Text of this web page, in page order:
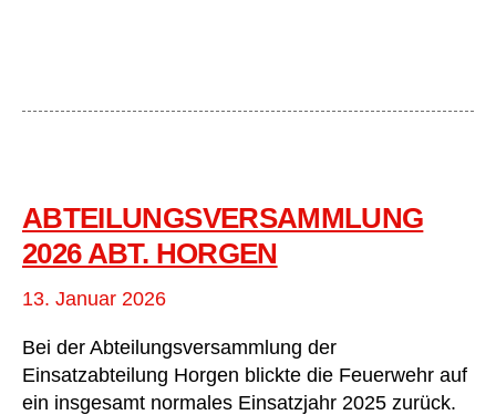
ABTEILUNGSVERSAMMLUNG
2026 ABT. HORGEN
13. Januar 2026
Bei der Abteilungsversammlung der
Einsatzabteilung Horgen blickte die Feuerwehr auf
ein insgesamt normales Einsatzjahr 2025 zurück.